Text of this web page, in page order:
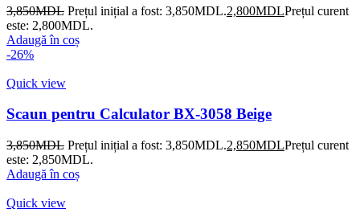
3,850MDL Prețul inițial a fost: 3,850MDL.2,800MDLPrețul curent
este: 2,800MDL.
Adaugă în coș
-26%
Quick view
Scaun pentru Calculator BX-3058 Beige
3,850MDL Prețul inițial a fost: 3,850MDL.2,850MDLPrețul curent
este: 2,850MDL.
Adaugă în coș
Quick view